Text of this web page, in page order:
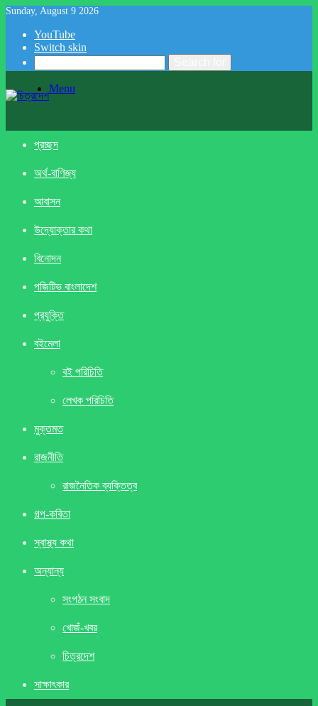
Sunday, August 9 2026
YouTube
Switch skin
Menu
প্রচ্ছদ
অর্থ-বাণিজ্য
আবাসন
উদ্যোক্তার কথা
বিনোদন
পজিটিভ বাংলাদেশ
প্রযুক্তি
বইমেলা
বই পরিচিতি
লেখক পরিচিতি
মুক্তমত
রাজনীতি
রাজনৈতিক ব্যক্তিত্ব
গল্প-কবিতা
স্বাস্থ্য কথা
অন্যান্য
সংগঠন সংবাদ
খােজঁ-খবর
চিত্রদেশ
সাক্ষাৎকার